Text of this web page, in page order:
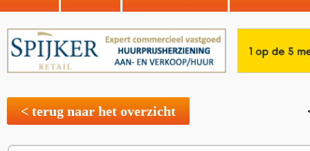
< terug naar het overzicht